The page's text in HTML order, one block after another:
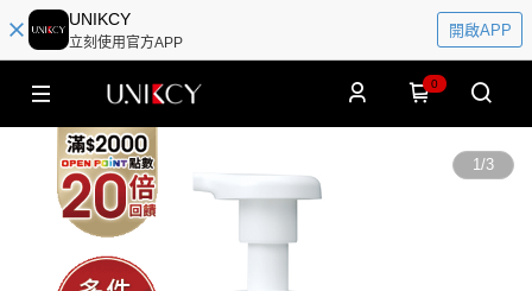
UNIKCY
立刻使用官方APP
開啟APP
0
1/3